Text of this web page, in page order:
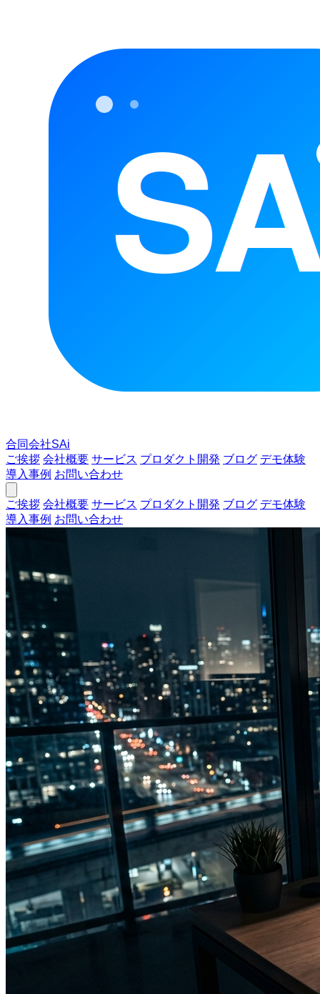
合同会社SAi
ご挨拶 会社概要 サービス プロダクト開発 ブログ デモ体験
導入事例 お問い合わせ
ご挨拶 会社概要 サービス プロダクト開発 ブログ デモ体験
導入事例 お問い合わせ